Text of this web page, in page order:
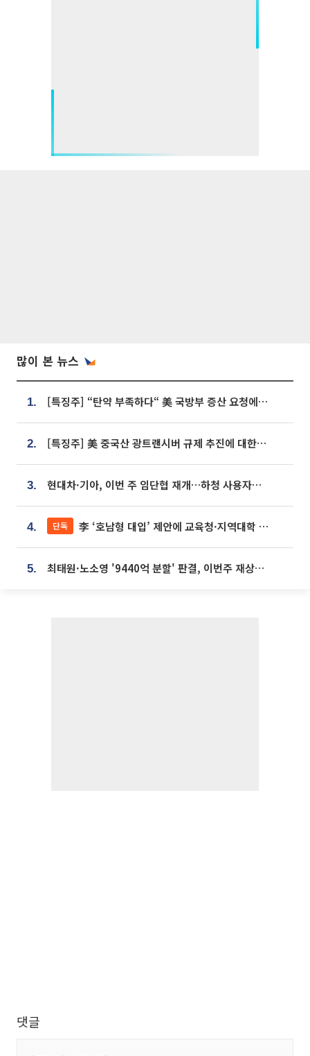
많이 본 뉴스
1. [특징주] “탄약 부족하다“ 美 국방부 증산 요청에⋯국내 방산주 급등세
2. [특징주] 美 중국산 광트랜시버 규제 추진에 대한광통신 등 광통신株 강세
3. 현대차·기아, 이번 주 임단협 재개…하청 사용자성 재심도 ‘변수’
4. 단독 李 ‘호남형 대입’ 제안에 교육청·지역대학 서·논술형 입시 연계 '착수'
5. 최태원·노소영 '9440억 분할' 판결, 이번주 재상고 여부 주목
댓글